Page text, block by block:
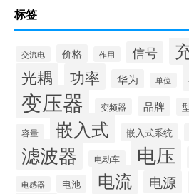
标签
交流电 价格 作用 信号
光耦 功率 华为 单位
变压器 变频器 品牌
容量 嵌入式 嵌入式系统
滤波器 电动车 电压
电感器 电池 电流 电源